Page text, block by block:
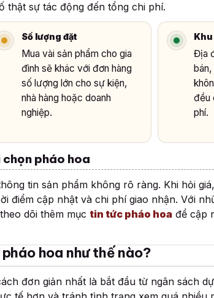
thật sự tác động đến tổng chi phí.
Số lượng đặt
Mua vài sản phẩm cho gia
đình sẽ khác với đơn hàng
số lượng lớn cho sự kiện,
nhà hàng hoặc doanh
nghiệp.
Địa
đều
phí.
chọn pháo hoa
tin sản phẩm không rõ ràng. Khi hỏi
điểm cập nhật và chi phí giao nhận. Với
dõi thêm mục tin tức pháo hoa để cập
hoa như thế nào?
đơn giản nhất là bắt đầu từ ngân sách